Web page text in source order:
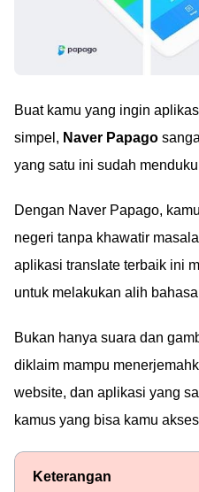
Buat kamu yang ingin
simpel, Naver Papago
yang satu ini sudah
Dengan Naver Papago,
negeri tanpa khawatir
aplikasi translate terbaik ini
untuk melakukan alih
Bukan hanya suara dan
diklaim mampu
website, dan aplikasi yang
kamus yang bisa kamu
Keterangan